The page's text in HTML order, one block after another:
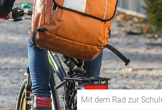
Mit dem Rad zur